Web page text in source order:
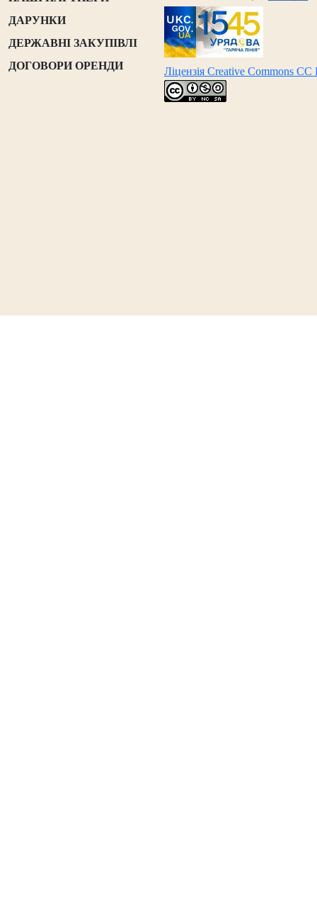
ДАРУНКИ
ДЕРЖАВНІ ЗАКУПІВЛІ
ДОГОВОРИ ОРЕНДИ
Ліцензія Creative Commons